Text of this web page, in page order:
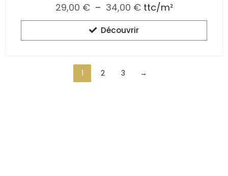
o
t
e
0
s
29,00 € – 34,00 € ttc/m²
Découvrir
1 2 3 →